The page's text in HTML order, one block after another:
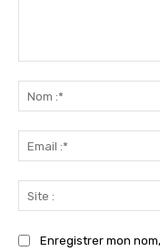
Enregistrer mon